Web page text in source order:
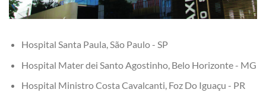
Hospital Santa Paula, São Paulo - SP
Hospital Mater dei Santo Agostinho, Belo Horizonte - MG
Hospital Ministro Costa Cavalcanti, Foz Do Iguaçu - PR